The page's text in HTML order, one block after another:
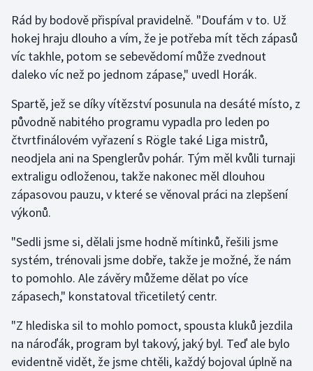
Triatlon
Veslování
Vodní slalom
Volejbal
Ostatní
Rád by bodově přispíval pravidelně. "Doufám v to. Už
hokej hraju dlouho a vím, že je potřeba mít těch zápasů
víc takhle, potom se sebevědomí může zvednout
daleko víc než po jednom zápase," uvedl Horák.
Spartě, jež se díky vítězství posunula na desáté místo, z
původně nabitého programu vypadla pro leden po
čtvrtfinálovém vyřazení s Rögle také Liga mistrů,
neodjela ani na Spenglerův pohár. Tým měl kvůli turnaji
extraligu odloženou, takže nakonec měl dlouhou
zápasovou pauzu, v které se věnoval práci na zlepšení
výkonů.
"Sedli jsme si, dělali jsme hodně mítinků, řešili jsme
systém, trénovali jsme dobře, takže je možné, že nám
to pomohlo. Ale závěry můžeme dělat po více
zápasech," konstatoval třicetiletý centr.
"Z hlediska sil to mohlo pomoct, spousta kluků jezdila
na nároďák, program byl takový, jaký byl. Teď ale bylo
evidentně vidět, že jsme chtěli, každý bojoval úplně na